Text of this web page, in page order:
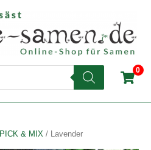
0
PICK & MIX / Lavender